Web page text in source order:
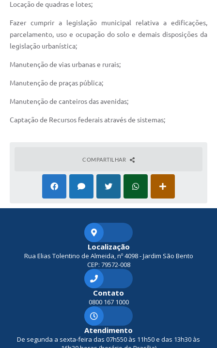
Locação de quadras e lotes;
Fazer cumprir a legislação municipal relativa a edificações,
parcelamento, uso e ocupação do solo e demais disposições da
legislação urbanística;
Manutenção de vias urbanas e rurais;
Manutenção de praças pública;
Manutenção de canteiros das avenidas;
Captação de Recursos federais através de sistemas;
COMPARTILHAR
Localização
Rua Elias Tolentino de Almeida, nº 4098 - Jardim São Bento
CEP: 79572-008
Contato
0800 167 1000
Atendimento
De segunda a sexta-feira das 07h550 às 11h50 e das 13h30 às